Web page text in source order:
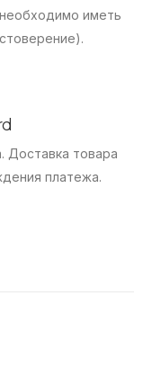
иметь
Доставка товара
платежа.